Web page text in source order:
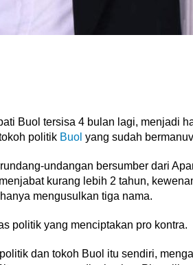
Buol tersisa 4 bulan lagi, menjadi
politik Buol yang sudah
undangan bersumber dari
kurang lebih 2 tahun,
mengusulkan tiga nama.
politik yang menciptakan pro kontra.
dan tokoh Buol itu sendiri,